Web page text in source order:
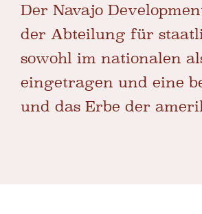
Der Navajo
der Abteilung für
sowohl im nationalen
eingetragen und eine
und das Erbe der